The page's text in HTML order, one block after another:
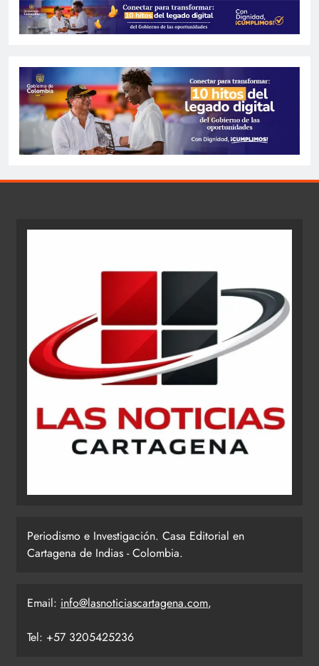
Periodismo e Investigación. Casa Editorial en
Cartagena de Indias - Colombia.
Email: info@lasnoticiascartagena.com,
Tel: +57 3205425236